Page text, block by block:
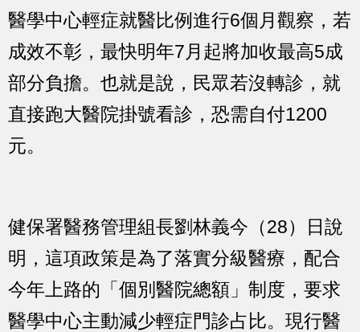
醫學中心輕症就醫比例進行6個月觀察，若
成效不彰，最快明年7月起將加收最高5成
部分負擔。也就是說，民眾若沒轉診，就
直接跑大醫院掛號看診，恐需自付1200
元。
健保署醫務管理組長劉林義今（28）日說
明，這項政策是為了落實分級醫療，配合
今年上路的「個別醫院總額」制度，要求
醫學中心主動減少輕症門診占比。現行醫